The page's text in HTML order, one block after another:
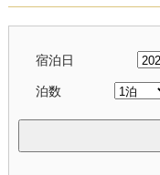
宿泊日
泊数